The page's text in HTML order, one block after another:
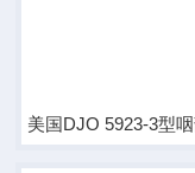
美国DJO 5923-3型